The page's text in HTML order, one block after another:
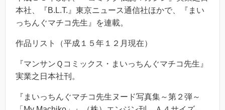
本社、『B.L.T.』東京ニュース通信社ほかで、『まい
っちんぐマチコ先生』を連載。
作品リスト（平成１５年１２月現在）
『マンサンＱコミックス・まいっちんぐマチコ先生』
実業之日本社刊。
『まいっちんぐマチコ先生ヌード写真集～第２弾～